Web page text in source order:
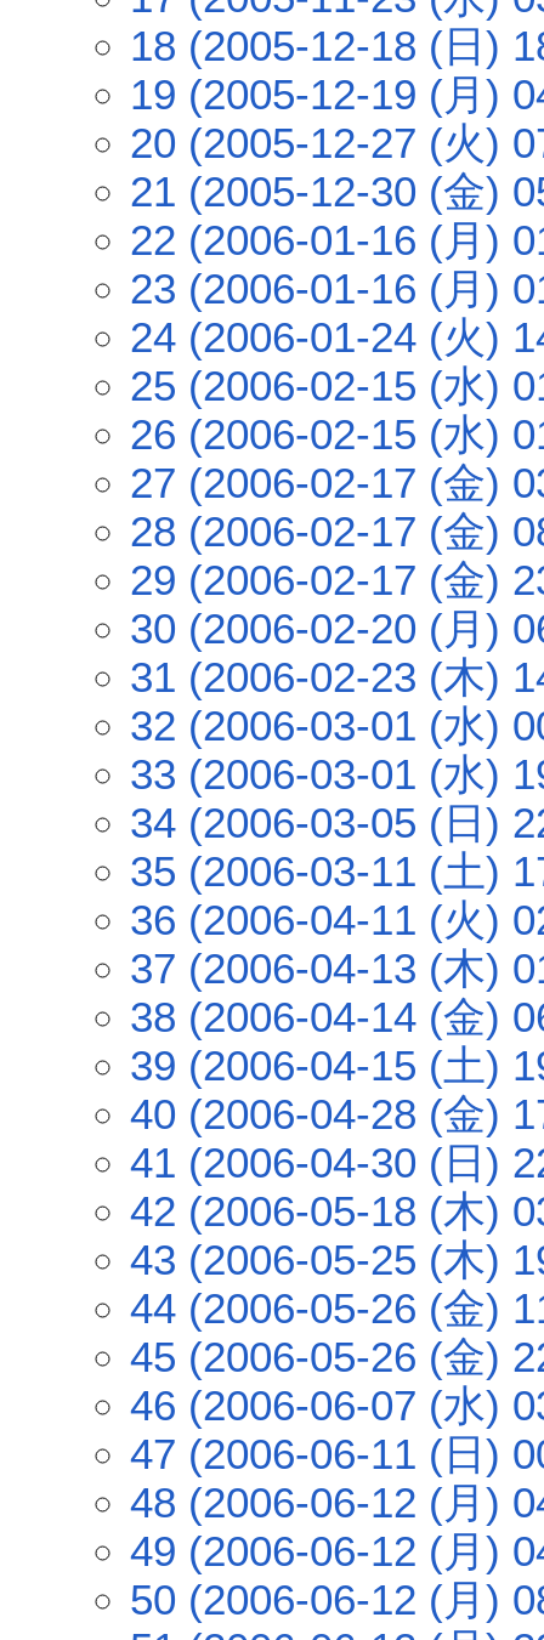
18 (2005-12-18 (日)
19 (2005-12-19 (月)
20 (2005-12-27 (火)
21 (2005-12-30 (金)
22 (2006-01-16 (月)
23 (2006-01-16 (月)
24 (2006-01-24 (火)
25 (2006-02-15 (水)
26 (2006-02-15 (水)
27 (2006-02-17 (金)
28 (2006-02-17 (金)
29 (2006-02-17 (金)
30 (2006-02-20 (月)
31 (2006-02-23 (木)
32 (2006-03-01 (水)
33 (2006-03-01 (水)
34 (2006-03-05 (日)
35 (2006-03-11 (土)
36 (2006-04-11 (火)
37 (2006-04-13 (木)
38 (2006-04-14 (金)
39 (2006-04-15 (土)
40 (2006-04-28 (金)
41 (2006-04-30 (日)
42 (2006-05-18 (木)
43 (2006-05-25 (木)
44 (2006-05-26 (金)
45 (2006-05-26 (金)
46 (2006-06-07 (水)
47 (2006-06-11 (日)
48 (2006-06-12 (月)
49 (2006-06-12 (月)
50 (2006-06-12 (月)